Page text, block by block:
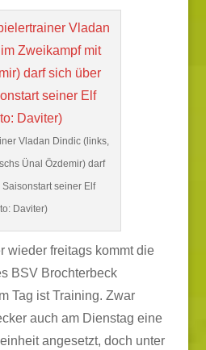
Vladan Dindic (links,
Ünal Özdemir) darf
seiner Elf
Daviter)
wieder freitags kommt die
BSV Brochterbeck
Tag ist Training. Zwar
auch am Dienstag eine
angesetzt, doch unter